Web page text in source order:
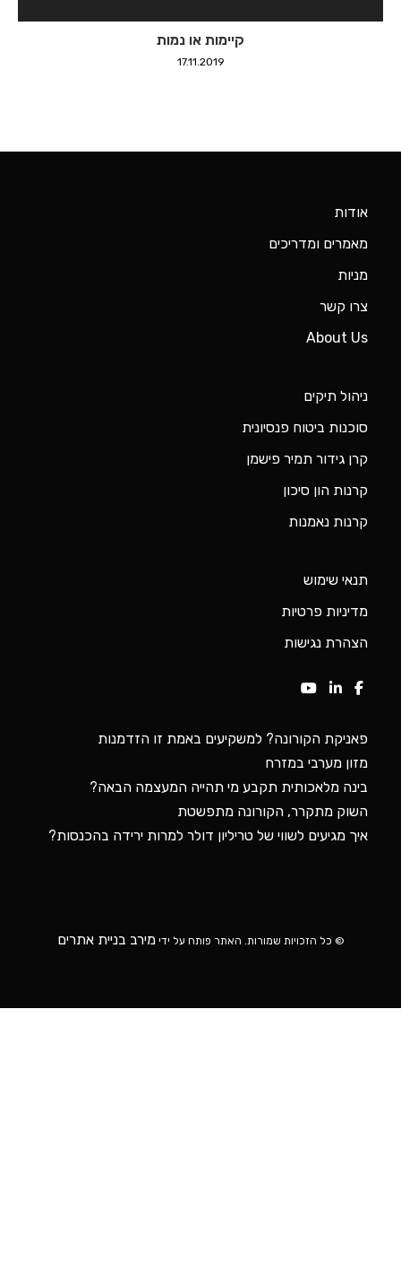
אודות
About Us
ניהול תיקים
סוכנות ביטוח פנסיונית
קרן גידור תמיר פישמן
קרנות הון סיכון
קרנות נאמנות
תנאי שימוש
מדיניות פרטיות
הצהרת נגישות
מזון מערבי במזרח
איך מגיעים לשווי של טריליון דולר למרות ירידה בהכנסות?